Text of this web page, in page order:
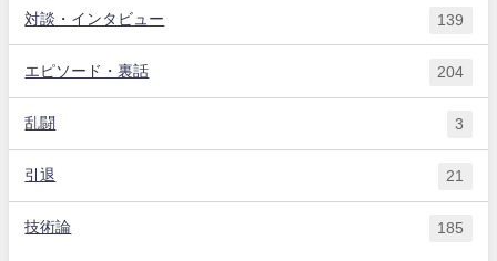
対談・インタビュー 139
エピソード・裏話 204
乱闘 3
引退 21
技術論 185